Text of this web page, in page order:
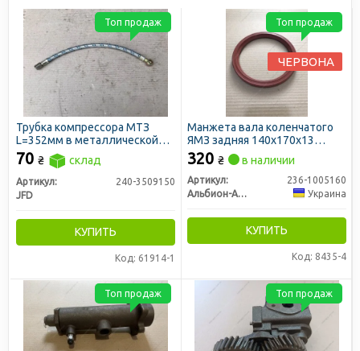
Трубка компрессора МТЗ
L=352мм в металлической
оплетке (маслопровод) (JFD)
70 ₴ склад
Артикул:
240-3509150
JFD
КУПИТЬ
Код: 61914-1
Топ продаж
Манжета вала коленчатого
ЯМЗ задняя 140х170х13
КРАСНАЯ (сальник) (пр-во
Украина)
320 ₴ в наличии
Артикул:
236-1005160
Альбион-Авто
Украина
КУПИТЬ
Код: 8435-4
Топ продаж
ЧЕРВОНА
Топ продаж Топ продаж